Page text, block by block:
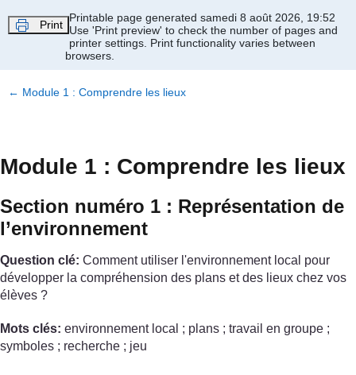
Print
Printable page generated samedi 8 août 2026, 19:52
Use 'Print preview' to check the number of pages and
printer settings. Print functionality varies between
browsers.
← Module 1 : Comprendre les lieux
Module 1 : Comprendre les lieux
Section numéro 1 : Représentation de
l’environnement
Question clé: Comment utiliser l'environnement local pour
développer la compréhension des plans et des lieux chez vos
élèves ?
Mots clés: environnement local ; plans ; travail en groupe ;
symboles ; recherche ; jeu